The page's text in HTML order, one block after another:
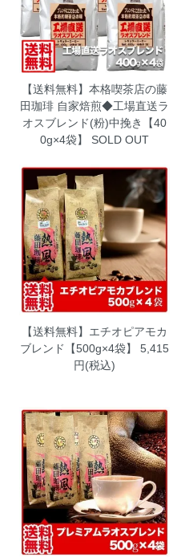
【送料無料】本格喫茶店の藤
田珈琲 自家焙煎◆工場直送ラ
オスブレンド(粉)中挽き【40
0g×4袋】
SOLD OUT
【送料無料】エチオピアモカ
ブレンド【500g×4袋】
5,415
円(税込)